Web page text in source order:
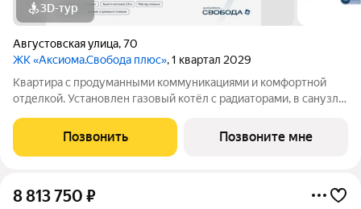
3D-тур
Августовская улица,70
ЖК «Аксиома.Свобода плюс», 1 квартал 2029
Квартира с продуманными коммуникациями и комфортной
отделкой. Установлен газовый котёл с радиаторами, в санузле
электропроводка с розетками и выключателями. Проведены
системы холодного и горячего
Позвонить Позвоните мне
8 813 750 ₽